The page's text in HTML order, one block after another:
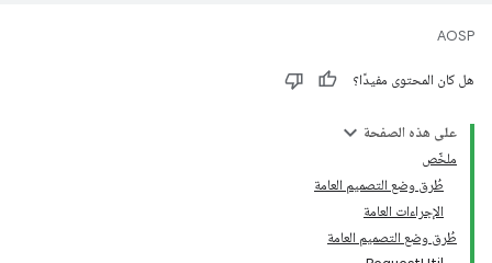
AOSP
هل كان المحتوى مفيدًا؟
على هذه الصفحة
ملخّص
طُرق وضع التصميم العامة
الإجراءات العامة
طُرق وضع التصميم العامة